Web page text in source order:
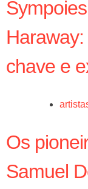
chave e
Os
Samuel